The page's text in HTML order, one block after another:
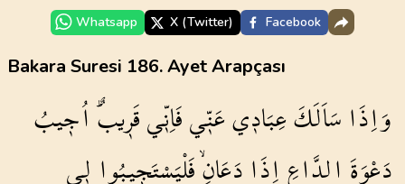
Whatsapp X (Twitter) Facebook
Bakara Suresi 186. Ayet Arapçası
وَاِذَاسَاَلَكَعِبَاد۪يعَنّ۪يفَاِنّ۪يقَر۪يبٌۜاُج۪يبُ
دَعْوَةَالدَّاعِاِذَادَعَانِۙفَلْيَسْتَج۪يبُوا ل۪ي